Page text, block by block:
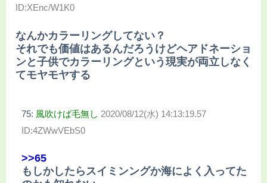
ID:XEnc/W1K0
なんかカラーリングしてない？
それでも価値はあるんだろうけどヘアドネーショ
ンと子供でカラーリングという現実が両立しなく
てモヤモヤする
75: 風吹けば毛無し 2020/08/12(水) 14:13:19.57
ID:4ZWwVEbS0
>>65
もしかしたらスイミンングか海によく入ってた